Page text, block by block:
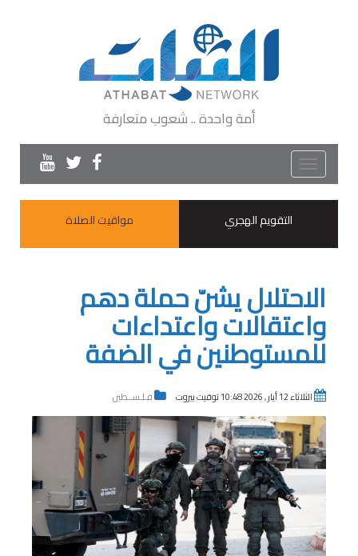
أمة واحدة .. شعوب متعارفة
Toggle
navigation
التقويم الهجري
مواقيت الصلاة
الاحتلال يشنّ حملة دهم
واعتقالات واعتداءات
للمستوطنين في الضفة
الثلاثاء 12 أيار , 2026 10:48 توقيت بيروت فـلـســطين